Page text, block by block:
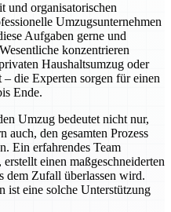
organisatorischen
Umzugsunternehmen
Aufgaben gerne und
konzentrieren
Haushaltsumzug oder
die Experten sorgen für einen
Ende.
Umzug bedeutet nicht nur,
auch, den gesamten Prozess
Ein erfahrendes Team
einen maßgeschneiderten
dem Zufall überlassen wird.
ist eine solche Unterstützung